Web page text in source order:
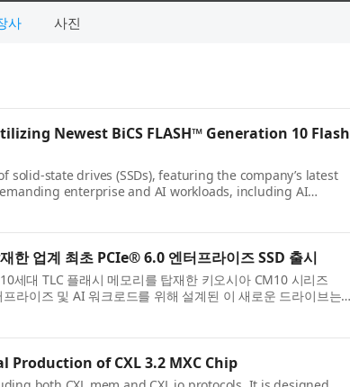
사 사진
Newest BiCS FLASH™ Generation 10 Flash
solid-state drives (SSDs), featuring the company’s latest
enterprise and AI workloads, including AI
한 업계 최초 PCIe® 6.0 엔터프라이즈 SSD 출시
세대 TLC 플래시 메모리를 탑재한 키오시아 CM10 시리즈
라이즈 및 AI 워크로드를 위해 설계된 이 새로운 드라이브는
of CXL 3.2 MXC Chip